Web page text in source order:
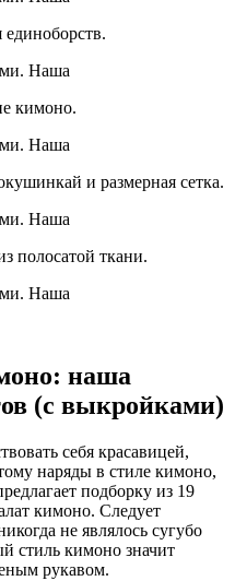
кимоно.
и размерная сетка.
полосатой ткани.
наша
(с выкройками)
себя красавицей,
наряды в стиле кимоно,
подборку из 19
кимоно. Следует
не являлось сугубо
стиль кимоно значит
рукавом.